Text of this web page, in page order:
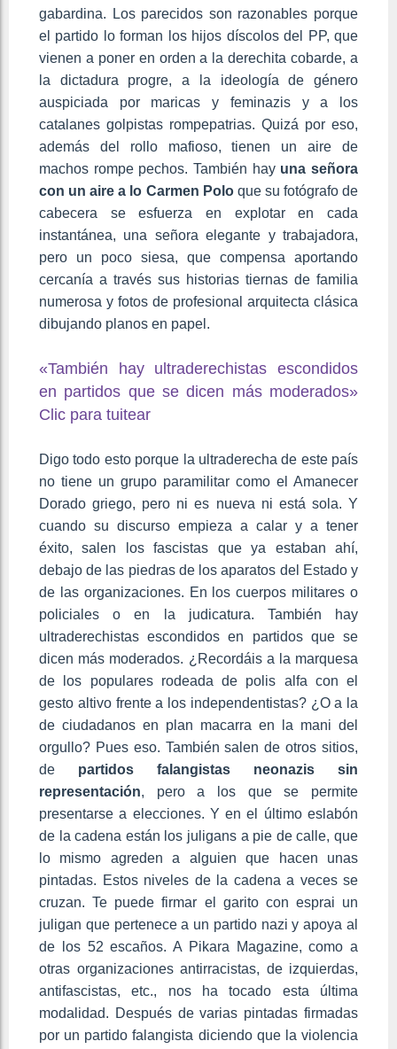
gabardina. Los parecidos son razonables porque
el partido lo forman los hijos díscolos del PP, que
vienen a poner en orden a la derechita cobarde, a
la dictadura progre, a la ideología de género
auspiciada por maricas y feminazis y a los
catalanes golpistas rompepatrias. Quizá por eso,
además del rollo mafioso, tienen un aire de
machos rompe pechos. También hay una señora
con un aire a lo Carmen Poloque su fotógrafo de
cabecera se esfuerza en explotar en cada
instantánea, una señora elegante y trabajadora,
pero un poco siesa, que compensa aportando
cercanía a través sus historias tiernas de familia
numerosa y fotos de profesional arquitecta clásica
dibujando planos en papel.
«También hay ultraderechistas escondidos
en partidos que se dicen más moderados»
Clic para tuitear
Digo todo esto porque la ultraderecha de este país
no tiene un grupo paramilitar como el Amanecer
Dorado griego, pero ni es nueva ni está sola. Y
cuando su discurso empieza a calar y a tener
éxito, salen los fascistas que ya estaban ahí,
debajo de las piedras de los aparatos del Estado y
de las organizaciones. En los cuerpos militares o
policiales o en la judicatura. También hay
ultraderechistas escondidos en partidos que se
dicen más moderados. ¿Recordáis a la marquesa
de los populares rodeada de polis alfa con el
gesto altivo frente a los independentistas? ¿O a la
de ciudadanos en plan macarra en la mani del
orgullo? Pues eso. También salen de otros sitios,
de partidos falangistas neonazis sin
representación, pero a los que se permite
presentarse a elecciones. Y en el último eslabón
de la cadena están los juligans a pie de calle, que
lo mismo agreden a alguien que hacen unas
pintadas. Estos niveles de la cadena a veces se
cruzan. Te puede firmar el garito con esprai un
juligan que pertenece a un partido nazi y apoya al
de los 52 escaños. A Pikara Magazine, como a
otras organizaciones antirracistas, de izquierdas,
antifascistas, etc., nos ha tocado esta última
modalidad. Después de varias pintadas firmadas
por un partido falangista diciendo que la violencia